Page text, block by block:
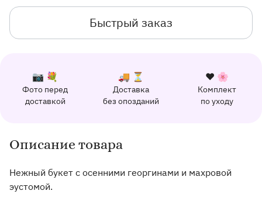
Быстрый заказ
Почему выбирают Флорео
К каждому заказу прилагается:
Фото перед
доставкой
📷 💐
Доставка
без опозданий
🚚 ⏳
Комплект
по уходу
❤️ 🌸
Качественный сервис
162 отзыва с оценкой 5.0 ⭐
Информация о товаре и оказываемых услугах
Описание товара
Нежный букет с осенними георгинами и махровой
эустомой.